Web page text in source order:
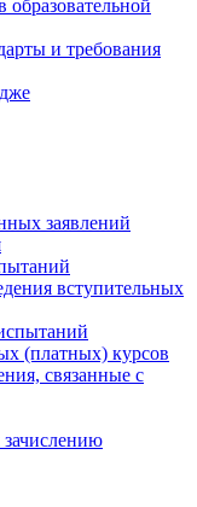
и требования
заявлений
вступительных
(платных) курсов
связанные с